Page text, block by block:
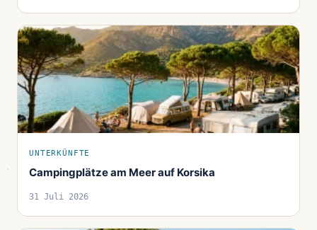
UNTERKÜNFTE
Campingplätze am Meer auf Korsika
31 Juli 2026